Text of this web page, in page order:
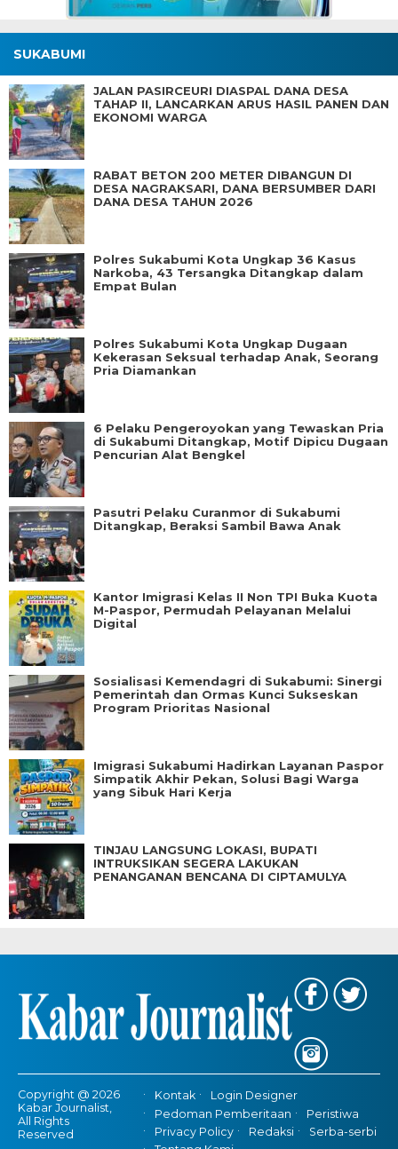
SUKABUMI
JALAN PASIRCEURI DIASPAL DANA DESA
TAHAP II, LANCARKAN ARUS HASIL PANEN DAN
EKONOMI WARGA
RABAT BETON 200 METER DIBANGUN DI
DESA NAGRAKSARI, DANA BERSUMBER DARI
DANA DESA TAHUN 2026
Polres Sukabumi Kota Ungkap 36 Kasus
Narkoba, 43 Tersangka Ditangkap dalam
Empat Bulan
Polres Sukabumi Kota Ungkap Dugaan
Kekerasan Seksual terhadap Anak, Seorang
Pria Diamankan
6 Pelaku Pengeroyokan yang Tewaskan Pria
di Sukabumi Ditangkap, Motif Dipicu Dugaan
Pencurian Alat Bengkel
Pasutri Pelaku Curanmor di Sukabumi
Ditangkap, Beraksi Sambil Bawa Anak
Kantor Imigrasi Kelas II Non TPI Buka Kuota
M-Paspor, Permudah Pelayanan Melalui
Digital
Sosialisasi Kemendagri di Sukabumi: Sinergi
Pemerintah dan Ormas Kunci Sukseskan
Program Prioritas Nasional
Imigrasi Sukabumi Hadirkan Layanan Paspor
Simpatik Akhir Pekan, Solusi Bagi Warga
yang Sibuk Hari Kerja
TINJAU LANGSUNG LOKASI, BUPATI
INTRUKSIKAN SEGERA LAKUKAN
PENANGANAN BENCANA DI CIPTAMULYA
Copyright @ 2026
Kabar Journalist,
All Rights
Reserved
Kontak
Login Designer
Pedoman Pemberitaan
Peristiwa
Privacy Policy
Redaksi
Serba-serbi